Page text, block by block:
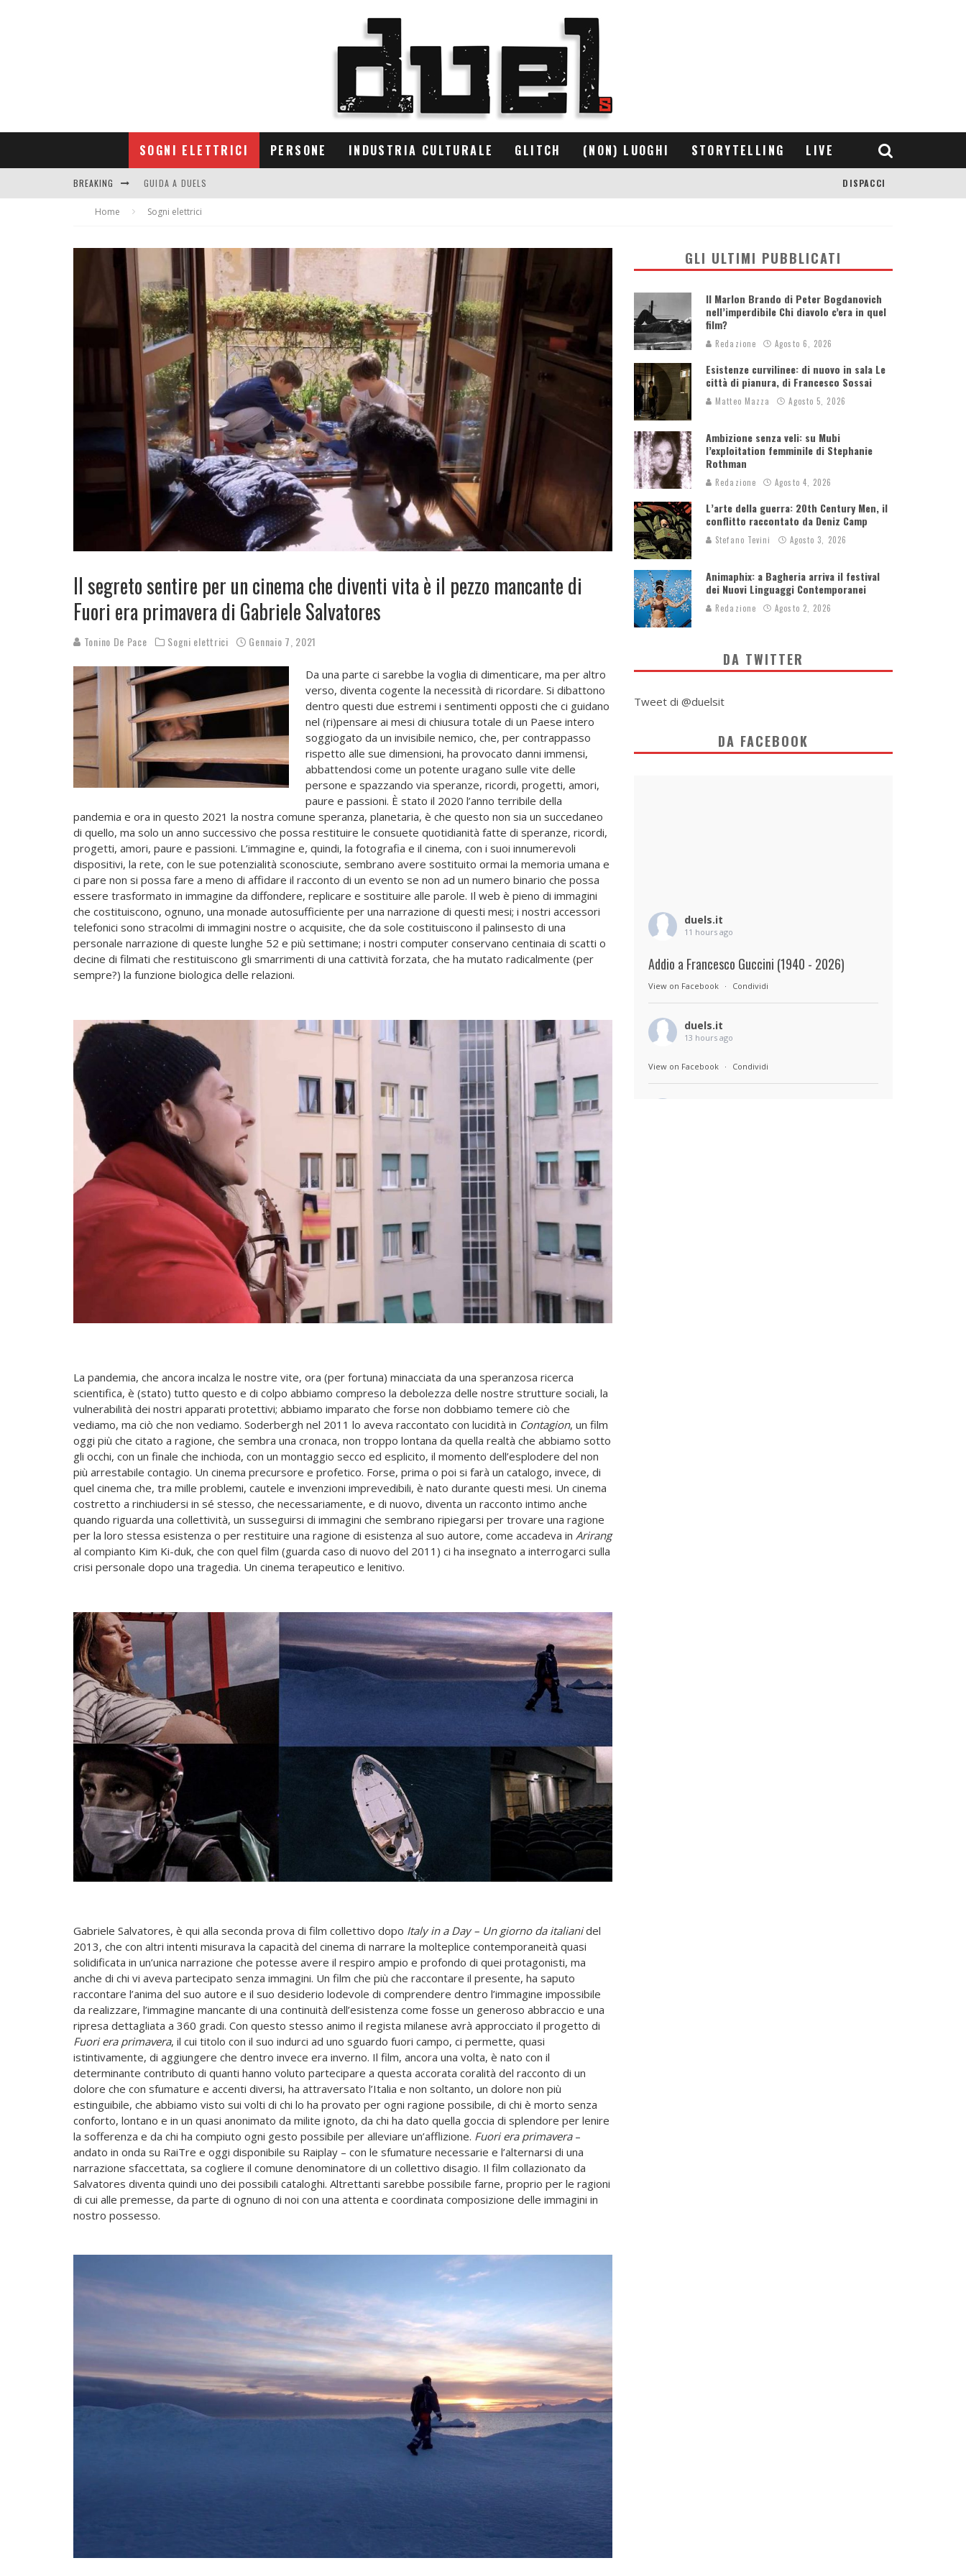
SOGNI ELETTRICI PERSONE INDUSTRIA CULTURALE GLITCH (NON) LUOGHI STORYTELLING LIVE
BREAKING GUIDA A DUELS
CONTRIBUTORS
DISPACCI
Home Sogni elettrici
Il segreto sentire per un cinema che diventi vita è il pezzo mancante di
Fuori era primavera di Gabriele Salvatores
Tonino De Pace Sogni elettrici Gennaio 7, 2021
Da una parte ci sarebbe la voglia di dimenticare, ma per altro
verso, diventa cogente la necessità di ricordare. Si dibattono
dentro questi due estremi i sentimenti opposti che ci guidano
nel (ri)pensare ai mesi di chiusura totale di un Paese intero
soggiogato da un invisibile nemico, che, per contrappasso
rispetto alle sue dimensioni, ha provocato danni immensi,
abbattendosi come un potente uragano sulle vite delle
persone e spazzando via speranze, ricordi, progetti, amori,
paure e passioni. È stato il 2020 l’anno terribile della
pandemia e ora in questo 2021 la nostra comune speranza, planetaria, è che questo non sia un succedaneo
di quello, ma solo un anno successivo che possa restituire le consuete quotidianità fatte di speranze, ricordi,
progetti, amori, paure e passioni. L’immagine e, quindi, la fotografia e il cinema, con i suoi innumerevoli
dispositivi, la rete, con le sue potenzialità sconosciute, sembrano avere sostituito ormai la memoria umana e
ci pare non si possa fare a meno di affidare il racconto di un evento se non ad un numero binario che possa
essere trasformato in immagine da diffondere, replicare e sostituire alle parole. Il web è pieno di immagini
che costituiscono, ognuno, una monade autosufficiente per una narrazione di questi mesi; i nostri accessori
telefonici sono stracolmi di immagini nostre o acquisite, che da sole costituiscono il palinsesto di una
personale narrazione di queste lunghe 52 e più settimane; i nostri computer conservano centinaia di scatti o
decine di filmati che restituiscono gli smarrimenti di una cattività forzata, che ha mutato radicalmente (per
sempre?) la funzione biologica delle relazioni.
La pandemia, che ancora incalza le nostre vite, ora (per fortuna) minacciata da una speranzosa ricerca
scientifica, è (stato) tutto questo e di colpo abbiamo compreso la debolezza delle nostre strutture sociali, la
vulnerabilità dei nostri apparati protettivi; abbiamo imparato che forse non dobbiamo temere ciò che
vediamo, ma ciò che non vediamo. Soderbergh nel 2011 lo aveva raccontato con lucidità in Contagion, un film
oggi più che citato a ragione, che sembra una cronaca, non troppo lontana da quella realtà che abbiamo sotto
gli occhi, con un finale che inchioda, con un montaggio secco ed esplicito, il momento dell’esplodere del non
più arrestabile contagio. Un cinema precursore e profetico. Forse, prima o poi si farà un catalogo, invece, di
quel cinema che, tra mille problemi, cautele e invenzioni imprevedibili, è nato durante questi mesi. Un cinema
costretto a rinchiudersi in sé stesso, che necessariamente, e di nuovo, diventa un racconto intimo anche
quando riguarda una collettività, un susseguirsi di immagini che sembrano ripiegarsi per trovare una ragione
per la loro stessa esistenza o per restituire una ragione di esistenza al suo autore, come accadeva in Arirang
al compianto Kim Ki-duk, che con quel film (guarda caso di nuovo del 2011) ci ha insegnato a interrogarci sulla
crisi personale dopo una tragedia. Un cinema terapeutico e lenitivo.
Gabriele Salvatores, è qui alla seconda prova di film collettivo dopo Italy in a Day – Un giorno da italianidel
2013, che con altri intenti misurava la capacità del cinema di narrare la molteplice contemporaneità quasi
solidificata in un’unica narrazione che potesse avere il respiro ampio e profondo di quei protagonisti, ma
anche di chi vi aveva partecipato senza immagini. Un film che più che raccontare il presente, ha saputo
raccontare l’anima del suo autore e il suo desiderio lodevole di comprendere dentro l’immagine impossibile
da realizzare, l’immagine mancante di una continuità dell’esistenza come fosse un generoso abbraccio e una
ripresa dettagliata a 360 gradi. Con questo stesso animo il regista milanese avrà approcciato il progetto di
Fuori era primavera, il cui titolo con il suo indurci ad uno sguardo fuori campo, ci permette, quasi
istintivamente, di aggiungere che dentro invece era inverno. Il film, ancora una volta, è nato con il
determinante contributo di quanti hanno voluto partecipare a questa accorata coralità del racconto di un
dolore che con sfumature e accenti diversi, ha attraversato l’Italia e non soltanto, un dolore non più
estinguibile, che abbiamo visto sui volti di chi lo ha provato per ogni ragione possibile, di chi è morto senza
conforto, lontano e in un quasi anonimato da milite ignoto, da chi ha dato quella goccia di splendore per lenire
la sofferenza e da chi ha compiuto ogni gesto possibile per alleviare un’afflizione. Fuori era primavera–
andato in onda su RaiTre e oggi disponibile su Raiplay – con le sfumature necessarie e l’alternarsi di una
narrazione sfaccettata, sa cogliere il comune denominatore di un collettivo disagio. Il film collazionato da
Salvatores diventa quindi uno dei possibili cataloghi. Altrettanti sarebbe possibile farne, proprio per le ragioni
di cui alle premesse, da parte di ognuno di noi con una attenta e coordinata composizione delle immagini in
nostro possesso.
GLI ULTIMI PUBBLICATI
Il Marlon Brando di Peter Bogdanovich
nell’imperdibile Chi diavolo c’era in quel
film?
Redazione Agosto 6, 2026
Esistenze curvilinee: di nuovo in sala Le
città di pianura, di Francesco Sossai
Matteo Mazza Agosto 5, 2026
Ambizione senza veli: su Mubi
l’exploitation femminile di Stephanie
Rothman
Redazione Agosto 4, 2026
L’arte della guerra: 20th Century Men, il
conflitto raccontato da Deniz Camp
Stefano Tevini Agosto 3, 2026
Animaphix: a Bagheria arriva il festival
dei Nuovi Linguaggi Contemporanei
Redazione Agosto 2, 2026
DA TWITTER
Tweet di @duelsit
DA FACEBOOK
duels.it
11 hours ago
Addio a Francesco Guccini (1940 - 2026)
View on Facebook · Condividi
duels.it
13 hours ago
View on Facebook · Condividi